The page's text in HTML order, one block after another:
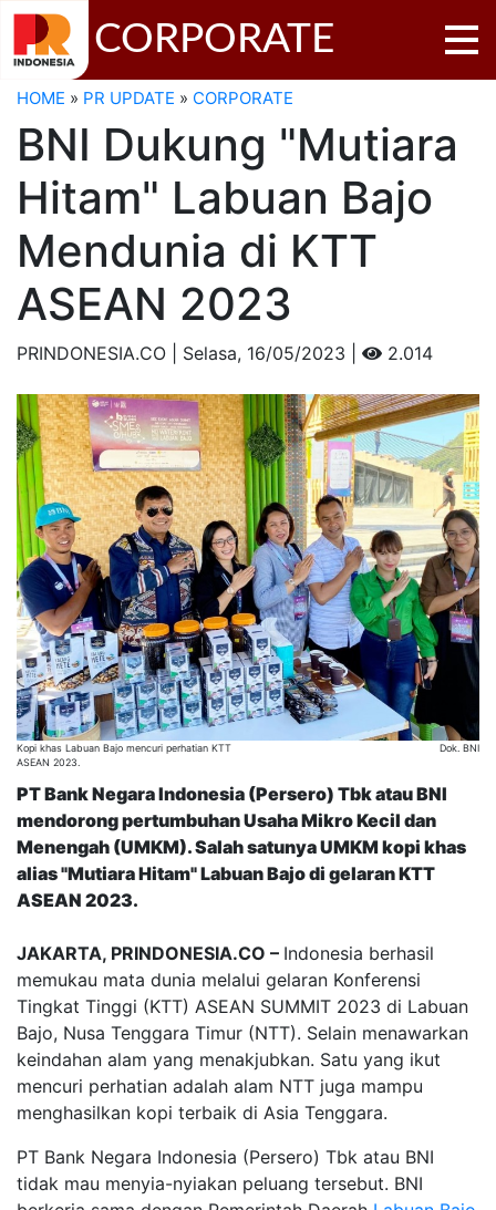
CORPORATE
HOME » PR UPDATE » CORPORATE
BNI Dukung "Mutiara
Hitam" Labuan Bajo
Mendunia di KTT
ASEAN 2023
PRINDONESIA.CO | Selasa, 16/05/2023 | 2.014
Kopi khas Labuan Bajo mencuri perhatian KTT
ASEAN 2023.
Dok. BNI
PT Bank Negara Indonesia (Persero) Tbk atau BNI
mendorong pertumbuhan Usaha Mikro Kecil dan
Menengah (UMKM). Salah satunya UMKM kopi khas
alias "Mutiara Hitam" Labuan Bajo di gelaran KTT
ASEAN 2023.
JAKARTA, PRINDONESIA.CO – Indonesia berhasil
memukau mata dunia melalui gelaran Konferensi
Tingkat Tinggi (KTT) ASEAN SUMMIT 2023 di Labuan
Bajo, Nusa Tenggara Timur (NTT). Selain menawarkan
keindahan alam yang menakjubkan. Satu yang ikut
mencuri perhatian adalah alam NTT juga mampu
menghasilkan kopi terbaik di Asia Tenggara.
PT Bank Negara Indonesia (Persero) Tbk atau BNI
tidak mau menyia-nyiakan peluang tersebut. BNI